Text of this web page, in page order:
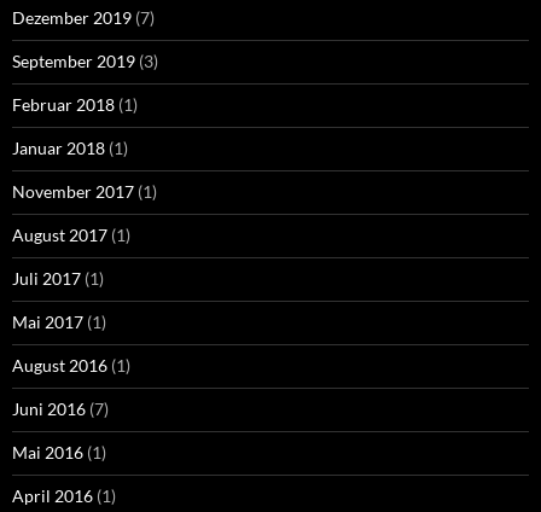
Dezember 2019 (7)
September 2019 (3)
Februar 2018 (1)
Januar 2018 (1)
November 2017 (1)
August 2017 (1)
Juli 2017 (1)
Mai 2017 (1)
August 2016 (1)
Juni 2016 (7)
Mai 2016 (1)
April 2016 (1)